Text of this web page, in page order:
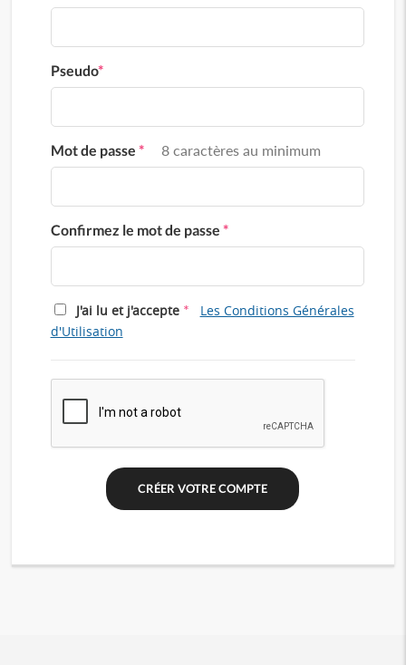
Pseudo*
Mot de passe * 8 caractères au minimum
Confirmez le mot de passe *
J'ai lu et j'accepte *
Les Conditions Générales
d'Utilisation